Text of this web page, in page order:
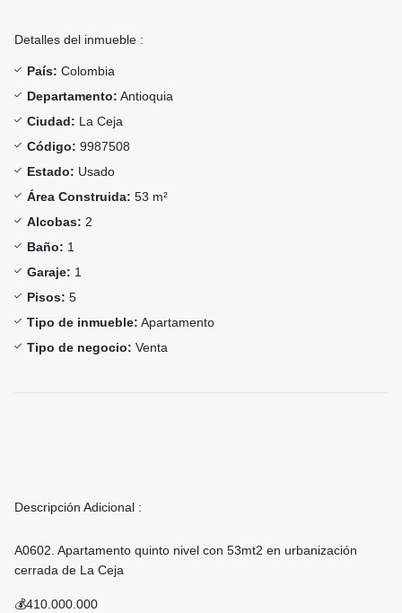
Detalles del inmueble :
País: Colombia
Departamento: Antioquia
Ciudad: La Ceja
Código: 9987508
Estado: Usado
Área Construida: 53 m²
Alcobas: 2
Baño: 1
Garaje: 1
Pisos: 5
Tipo de inmueble: Apartamento
Tipo de negocio: Venta
Descripción Adicional :
A0602. Apartamento quinto nivel con 53mt2 en urbanización
cerrada de La Ceja
💰410.000.000